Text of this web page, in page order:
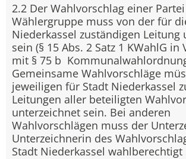
2.2 Der Wahlvorschlag einer
Wählergruppe muss von der für
Niederkassel zuständigen Leitung
sein (§ 15 Abs. 2 Satz 1 KWahlG in
mit § 75 b
Gemeinsame Wahlvorschläge
jeweiligen für Stadt Niederkassel
Leitungen aller beteiligten
unterzeichnet sein. Bei anderen
Wahlvorschlägen muss der
Unterzeichnerin des
Stadt Niederkassel wahlberechtigt